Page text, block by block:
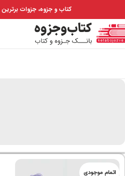
کتاب و جزوه، جزوات برترین